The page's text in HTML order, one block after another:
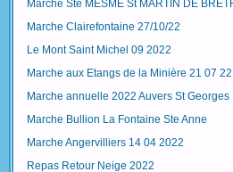
Marche Ste MESME St MARTIN DE
Marche Clairefontaine 27/10/22
Le Mont Saint Michel 09 2022
Marche aux Etangs de la Minière 21 07 22
Marche annuelle 2022 Auvers St Georges
Marche Bullion La Fontaine Ste Anne
Marche Angervilliers 14 04 2022
Repas Retour Neige 2022